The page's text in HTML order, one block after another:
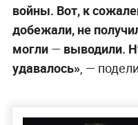
войны. Вот, к
добежали, не
могли— выводили.
удавалось», —